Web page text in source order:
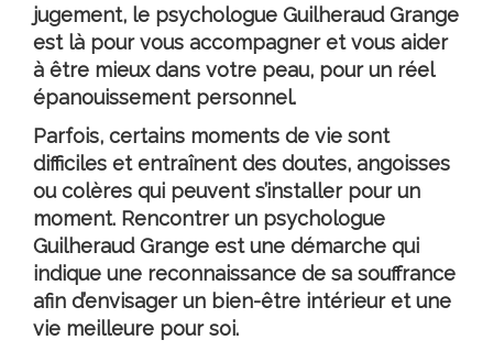
jugement, le psychologue Guilheraud Grange
est là pour vous accompagner et vous aider
à être mieux dans votre peau, pour un réel
épanouissement personnel.
Parfois, certains moments de vie sont
difficiles et entraînent des doutes, angoisses
ou colères qui peuvent s’installer pour un
moment. Rencontrer un psychologue
Guilheraud Grange est une démarche qui
indique une reconnaissance de sa souffrance
afin d’envisager un bien-être intérieur et une
vie meilleure pour soi.